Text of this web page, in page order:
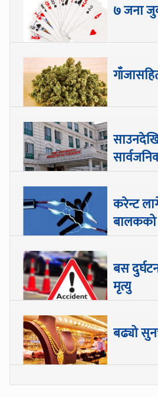
७ जना
करेन्ट
बालकको
बस
मृत्यु
बढ्यो